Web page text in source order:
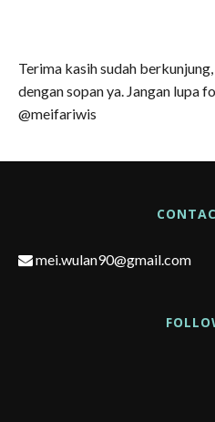
Terima kasih sudah
dengan sopan ya. Jangan
@meifariwis
mei.wulan90@gmail.com